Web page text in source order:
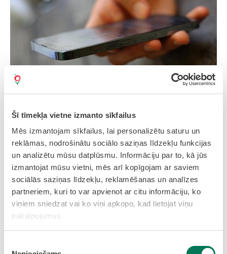
Šī tīmekļa vietne izmanto sīkfailus
Mēs izmantojam sīkfailus, lai personalizētu saturu un
reklāmas, nodrošinātu sociālo saziņas līdzekļu funkcijas
un analizētu mūsu datplūsmu. Informāciju par to, kā jūs
izmantojat mūsu vietni, mēs arī kopīgojam ar saviem
sociālās saziņas līdzekļu, reklamēšanas un analīzes
partneriem, kuri to var apvienot ar citu informāciju, ko
viņiem sniedzat vai ko viņi apkopo, kad lietojat viņu
pakalpojumus.
Iedzīvotājiem pieejams
vardarbības prevences tālrunis
12.06.2026
Pirmais zvans var novērst vardarbību: pieejams
anonīms atbalsts pa tālruni 22045225!
Lasīt vairāk